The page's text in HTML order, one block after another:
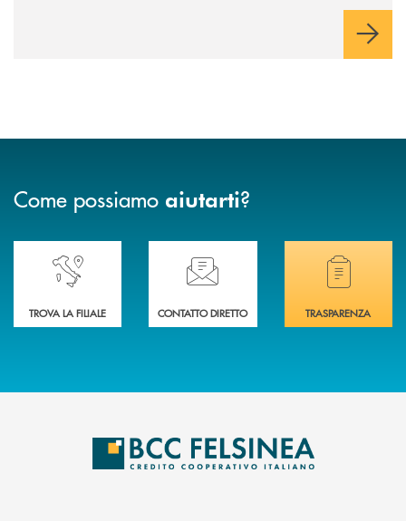
sviluppo di una relazione consapevole con il denaro, sempre
Come possiamo aiutarti?
Accedi all' elenco completo delle nostre&nbsp; filiali .
TROVA LA FILIALE
Ti serve assistenza immediata? Contattaci!
CONTATTO DIRETTO
Hai bisogno di
TRASPARENZA